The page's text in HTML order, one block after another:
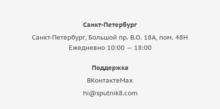
Санкт-Петербург
Санкт-Петербург, Большой пр. В.О. 18A, пом. 48Н
Ежедневно 10:00 — 18:00
Поддержка
ВКонтактеMax
hi@sputnik8.com